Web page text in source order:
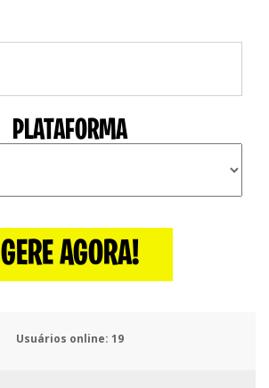
PLATAFORMA
GERE AGORA!
Usuários online: 22